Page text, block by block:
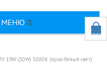
МЕНЮ
19W (30W) 5000K (ярко-белый свет)